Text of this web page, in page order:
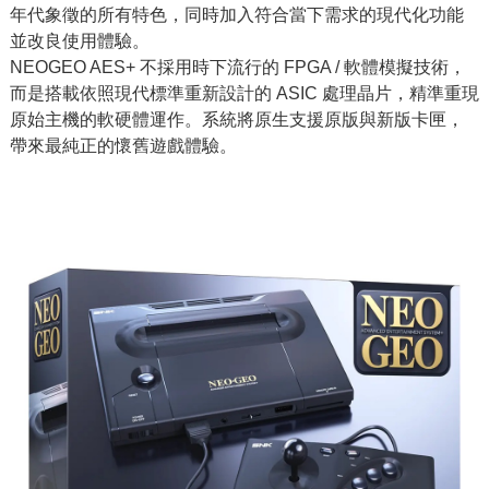
年代象徵的所有特色，同時加入符合當下需求的現代化功能
並改良使用體驗。
NEOGEO AES+ 不採用時下流行的 FPGA / 軟體模擬技術，
而是搭載依照現代標準重新設計的 ASIC 處理晶片，精準重現
原始主機的軟硬體運作。系統將原生支援原版與新版卡匣，
帶來最純正的懷舊遊戲體驗。